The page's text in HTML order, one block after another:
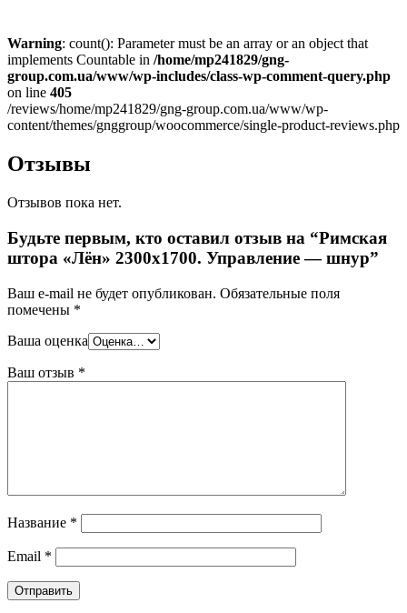
Warning: count(): Parameter must be an array or an object that
implements Countable in /home/mp241829/gng-
group.com.ua/www/wp-includes/class-wp-comment-query.php
on line 405
/reviews/home/mp241829/gng-group.com.ua/www/wp-
content/themes/gnggroup/woocommerce/single-product-reviews.php
Отзывы
Отзывов пока нет.
Будьте первым, кто оставил отзыв на “Римская
штора «Лён» 2300х1700. Управление — шнур”
Ваш e-mail не будет опубликован. Обязательные поля
помечены *
Ваша оценка
Ваш отзыв *
Название *
Email *